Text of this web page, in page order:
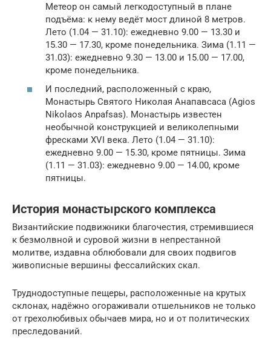
Метеор он самый легкодоступный в плане
подъёма: к нему ведёт мост длиной 8 метров.
Лето (1.04 — 31.10): ежедневно 9.00 — 13.30 и
15.30 — 17.30, кроме понедельника. Зима (1.11 —
31.03): ежедневно 9.30 — 13.00 и 15.00 — 17.00,
кроме понедельника.
И последний, расположенный с краю,
Монастырь Святого Николая Анапавсаса (Agios
Nikolaos Anpafsas). Монастырь известен
необычной конструкцией и великолепными
фресками XVI века. Лето (1.04 — 31.10):
ежедневно 9.00 — 15.30, кроме пятницы. Зима
(1.11 — 31.03): ежедневно 9.00 — 14.00, кроме
пятницы.
История монастырского комплекса
Византийские подвижники благочестия, стремившиеся
к безмолвной и суровой жизни в непрестанной
молитве, издавна облюбовали для своих подвигов
живописные вершины фессалийских скал.
Труднодоступные пещеры, расположенные на крутых
склонах, надёжно огораживали отшельников не только
от грехолюбивых обычаев мира, но и от политических
преследований.